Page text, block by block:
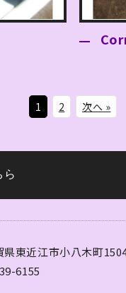
1 2 次へ »
ら
県東近江市小八木町
6155